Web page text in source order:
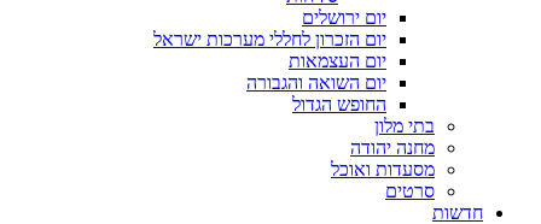
יום ירושלים
יום הזכרון לחללי מערכות ישראל
יום העצמאות
יום השואה והגבורה
החופש הגדול
בתי מלון
מחנה יהודה
מסעדות ואוכל
סרטים
חדשות